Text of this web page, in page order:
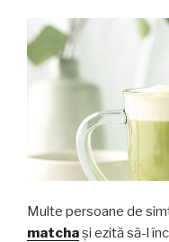
Multe persoane de
matchași ezită să-l